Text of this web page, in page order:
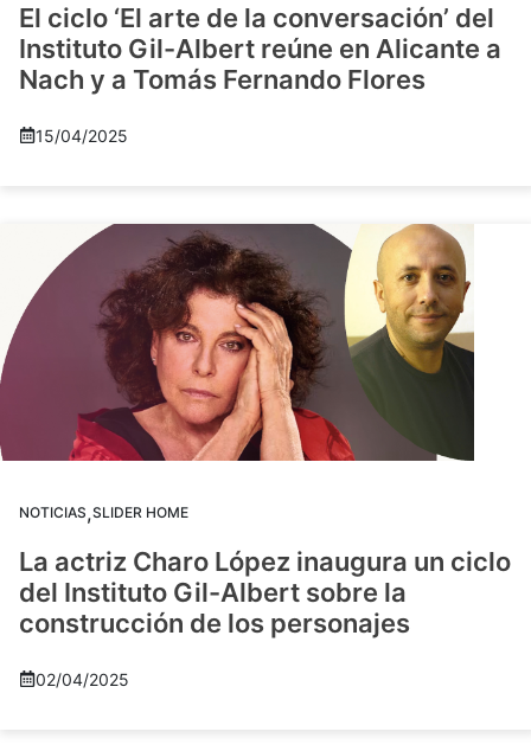
El ciclo ‘El arte de la conversación’ del
Instituto Gil-Albert reúne en Alicante a
Nach y a Tomás Fernando Flores
15/04/2025
NOTICIAS,SLIDER HOME
La actriz Charo López inaugura un ciclo
del Instituto Gil-Albert sobre la
construcción de los personajes
02/04/2025